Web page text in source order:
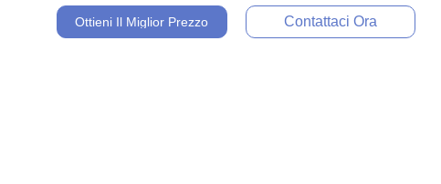
Ottieni Il Miglior Prezzo Contattaci Ora